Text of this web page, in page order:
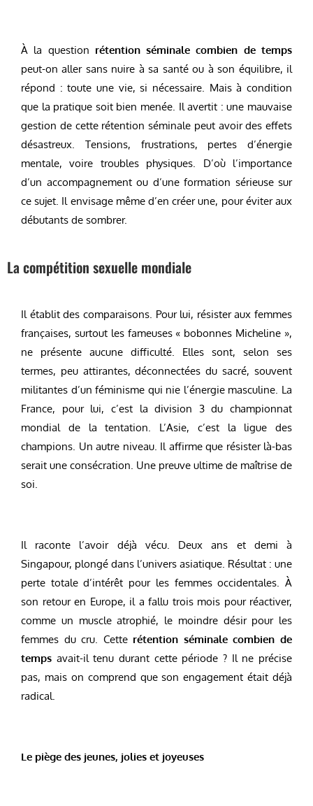
À la question rétention séminale combien de temps
peut-on aller sans nuire à sa santé ou à son équilibre, il
répond : toute une vie, si nécessaire. Mais à condition
que la pratique soit bien menée. Il avertit : une mauvaise
gestion de cette rétention séminale peut avoir des effets
désastreux. Tensions, frustrations, pertes d’énergie
mentale, voire troubles physiques. D’où l’importance
d’un accompagnement ou d’une formation sérieuse sur
ce sujet. Il envisage même d’en créer une, pour éviter aux
débutants de sombrer.
La compétition sexuelle mondiale
Il établit des comparaisons. Pour lui, résister aux femmes
françaises, surtout les fameuses « bobonnes Micheline »,
ne présente aucune difficulté. Elles sont, selon ses
termes, peu attirantes, déconnectées du sacré, souvent
militantes d’un féminisme qui nie l’énergie masculine. La
France, pour lui, c’est la division 3 du championnat
mondial de la tentation. L’Asie, c’est la ligue des
champions. Un autre niveau. Il affirme que résister là-bas
serait une consécration. Une preuve ultime de maîtrise de
soi.
Il raconte l’avoir déjà vécu. Deux ans et demi à
Singapour, plongé dans l’univers asiatique. Résultat : une
perte totale d’intérêt pour les femmes occidentales. À
son retour en Europe, il a fallu trois mois pour réactiver,
comme un muscle atrophié, le moindre désir pour les
femmes du cru. Cette rétention séminale combien de
temps avait-il tenu durant cette période ? Il ne précise
pas, mais on comprend que son engagement était déjà
radical.
Le piège des jeunes, jolies et joyeuses